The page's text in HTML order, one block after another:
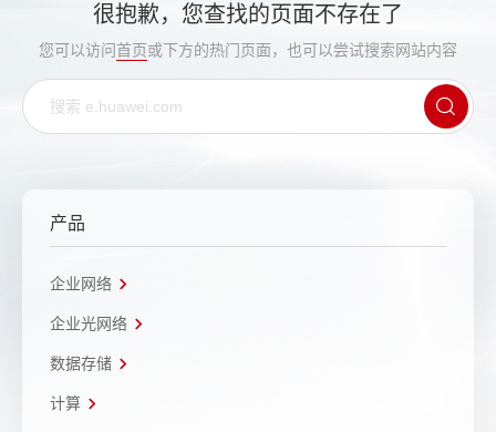
很抱歉，您查找的页面不存在了
您可以访问首页或下方的热门页面，也可以尝试搜索网站内容
产品
企业网络
企业光网络
数据存储
计算